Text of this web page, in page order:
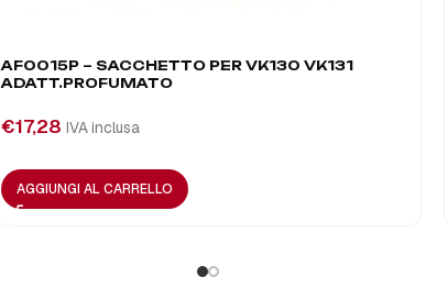
AF0015P – SACCHETTO PER VK130 VK131
ADATT.PROFUMATO
€17,28 IVA inclusa
AGGIUNGI AL CARRELLO